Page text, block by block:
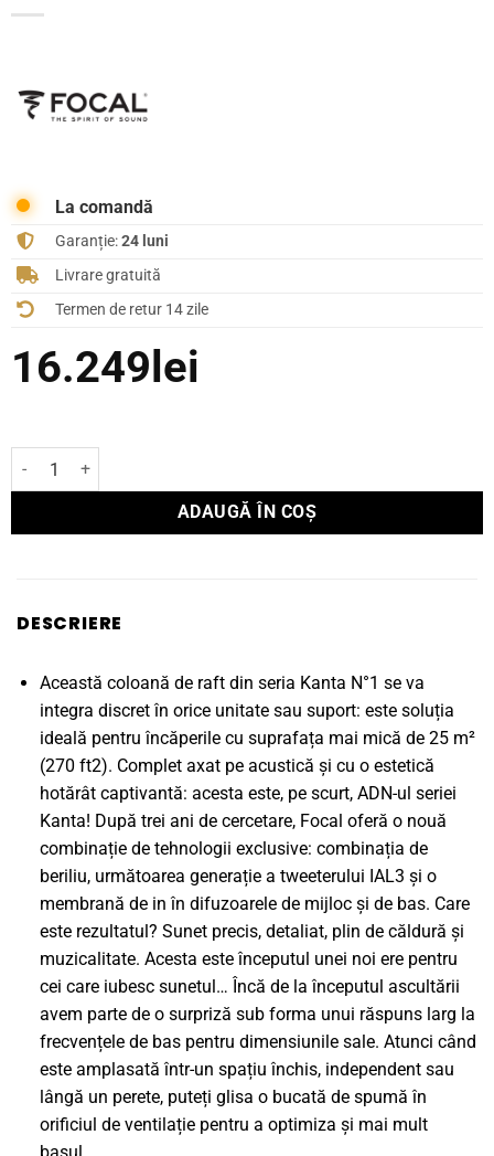
La comandă
Garanție:24 luni
Livrare gratuită
Termen de retur 14 zile
16.249 lei
Cantitate Boxă Focal de Raft KANTA N°1
ADAUGĂ ÎN COȘ
DESCRIERE
Această coloană de raft din seria Kanta N°1 se va
integra discret în orice unitate sau suport: este soluția
ideală pentru încăperile cu suprafața mai mică de 25 m²
(270 ft2). Complet axat pe acustică și cu o estetică
hotărât captivantă: acesta este, pe scurt, ADN-ul seriei
Kanta! După trei ani de cercetare, Focal oferă o nouă
combinație de tehnologii exclusive: combinația de
beriliu, următoarea generație a tweeterului IAL3 și o
membrană de in în difuzoarele de mijloc și de bas. Care
este rezultatul? Sunet precis, detaliat, plin de căldură și
muzicalitate. Acesta este începutul unei noi ere pentru
cei care iubesc sunetul… Încă de la începutul ascultării
avem parte de o surpriză sub forma unui răspuns larg la
frecvențele de bas pentru dimensiunile sale. Atunci când
este amplasată într-un spațiu închis, independent sau
lângă un perete, puteți glisa o bucată de spumă în
orificiul de ventilație pentru a optimiza și mai mult